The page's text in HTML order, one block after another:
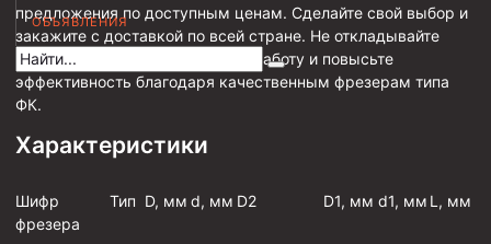
ОБЪЯВЛЕНИЯ
Муфта НКВ 60
Муфта НКТ 60
Обсадные трубы и муфты к ним
предложения по доступным ценам. Сделайте свой выбор и
закажите с доставкой по всей стране. Не откладывайте
свою покупку – улучшите свою работу и повысьте
эффективность благодаря качественным фрезерам типа
ФК.
Характеристики
Шифр
фрезера
Тип D, мм d, мм D2 D1, мм d1, мм L, мм